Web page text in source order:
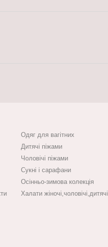
Одяг для вагітних
Дитячі піжами
Чоловічі піжами
Сукні і сарафани
Осінньо-зимова колекція
Халати жіночі,чоловічі,дитячі